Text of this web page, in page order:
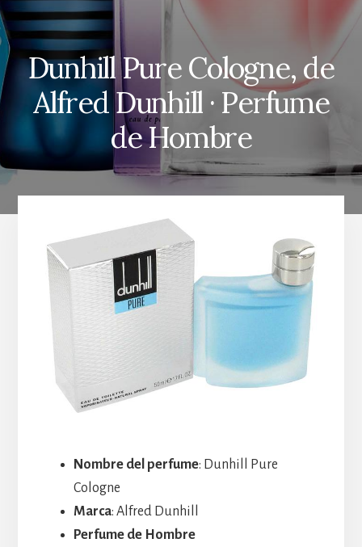
Dunhill Pure Cologne, de
Alfred Dunhill · Perfume
de Hombre
Nombre del perfume: Dunhill Pure
Cologne
Marca: Alfred Dunhill
Perfume de Hombre